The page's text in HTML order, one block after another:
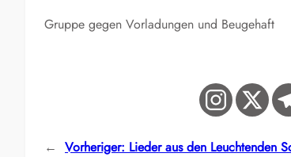
Gruppe gegen Vorladungen und Beugehaft
← Vorheriger: Lieder aus den Leuchtenden